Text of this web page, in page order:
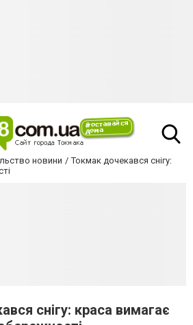
новини
Токмак дочекався снігу:
снігу: краса вимагає